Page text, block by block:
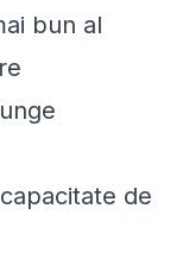
bun al
de